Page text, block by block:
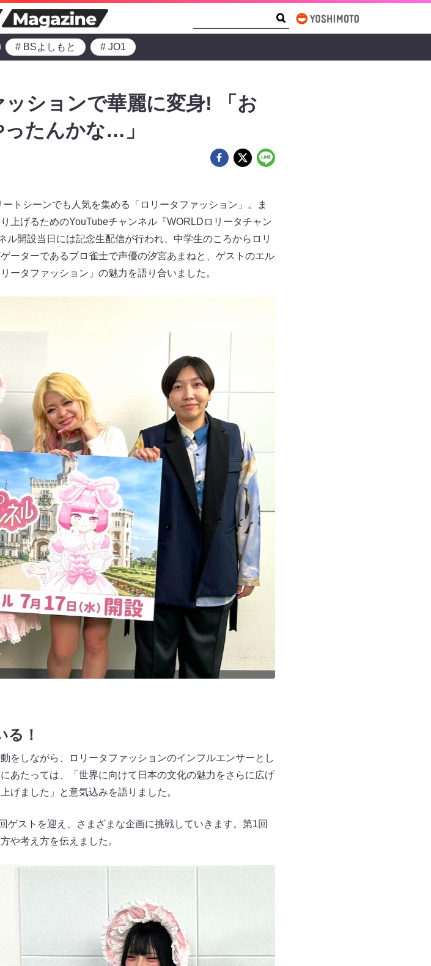
# BSよしもと # JO1
ションで華麗に変身! 「お
たんかな…」
トシーンでも人気を集める「ロリータファッション」。ま
上げるためのYouTubeチャンネル『WORLDロリータチャン
開設当日には記念生配信が行われ、中学生のころからロリ
ーターであるプロ雀士で声優の汐宮あまねと、ゲストのエル
ータファッション」の魅力を語り合いました。
る！
をしながら、ロリータファッションのインフルエンサーとし
あたっては、「世界に向けて日本の文化の魅力をさらに広げ
げました」と意気込みを語りました。
ゲストを迎え、さまざまな企画に挑戦していきます。第1回
や考え方を伝えました。